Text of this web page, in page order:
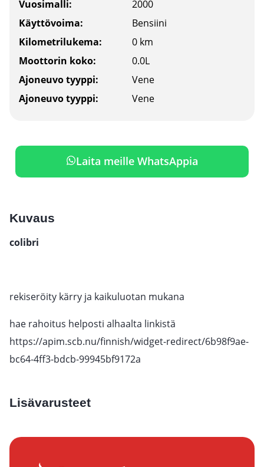
Vuosimalli:
2000
Käyttövoima:
Bensiini
Kilometrilukema:
0 km
Moottorin koko:
0.0L
Ajoneuvo tyyppi:
Vene
Ajoneuvo tyyppi:
Vene
Laita meille WhatsAppia
Kuvaus
colibri
rekiseröity kärry ja kaikuluotan mukana
hae rahoitus helposti alhaalta linkistä
https://apim.scb.nu/finnish/widget-redirect/6b98f9ae-
bc64-4ff3-bdcb-99945bf9172a
Lisävarusteet